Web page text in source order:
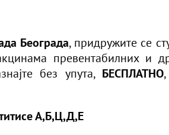
Београда, придружите се
превентабилних и
без упута, БЕСПЛАТНО
А,Б,Ц,Д,Е